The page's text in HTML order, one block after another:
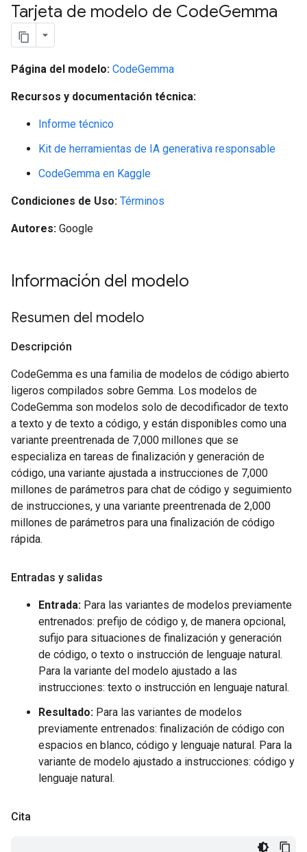
Tarjeta de modelo de CodeGemma
Página del modelo: CodeGemma
Recursos y documentación técnica:
Informe técnico
Kit de herramientas de IA generativa responsable
CodeGemma en Kaggle
Condiciones de Uso: Términos
Autores: Google
Información del modelo
Resumen del modelo
Descripción
CodeGemma es una familia de modelos de código abierto
ligeros compilados sobre Gemma. Los modelos de
CodeGemma son modelos solo de decodificador de texto
a texto y de texto a código, y están disponibles como una
variante preentrenada de 7,000 millones que se
especializa en tareas de finalización y generación de
código, una variante ajustada a instrucciones de 7,000
millones de parámetros para chat de código y seguimiento
de instrucciones, y una variante preentrenada de 2,000
millones de parámetros para una finalización de código
rápida.
Entradas y salidas
Entrada: Para las variantes de modelos previamente
entrenados: prefijo de código y, de manera opcional,
sufijo para situaciones de finalización y generación
de código, o texto o instrucción de lenguaje natural.
Para la variante del modelo ajustado a las
instrucciones: texto o instrucción en lenguaje natural.
Resultado: Para las variantes de modelos
previamente entrenados: finalización de código con
espacios en blanco, código y lenguaje natural. Para la
variante de modelo ajustado a instrucciones: código y
lenguaje natural.
Cita